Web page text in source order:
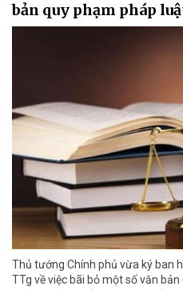
bản quy phạm pháp
Thủ tướng Chính phủ vừa ký ban
TTg về việc bãi bỏ một số văn